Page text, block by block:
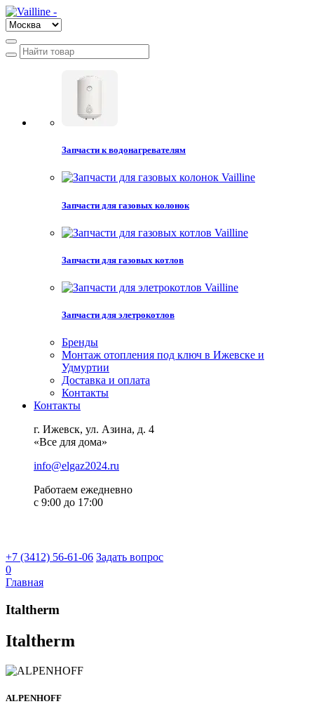
Запчасти к водонагревателям
Запчасти для газовых колонок
Запчасти для газовых котлов
Запчасти для элетрокотлов
Бренды
Монтаж отопления под ключ в Ижевске и
Удмуртии
Доставка и оплата
Контакты
Контакты
г. Ижевск, ул. Азина, д. 4
«Все для дома»
info@elgaz2024.ru
Работаем eжедневно
с 9:00 до 17:00
+7 (3412) 56-61-06 Задать вопрос
0
Главная
Italtherm
Italtherm
ALPENHOFF